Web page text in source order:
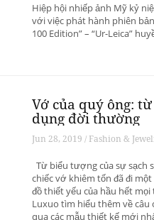
Hiệp hội nhiếp ảnh Mỹ kỷ
với việc phát hành phiên
100 Edition” – “Ur-Leica”
Vớ của quý ông:
dụng đời thường
Jun 28, 2019 / Fashion &
Từ biểu tượng của sự sạch
chiếc vớ khiêm tốn đã đi
đồ thiết yếu của hầu hết
Luxuo tìm hiểu thêm về câu
qua các mẫu thiết kế mới